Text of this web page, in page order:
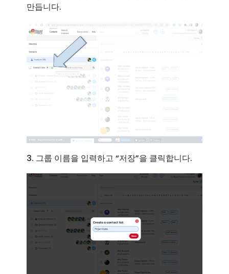
만듭니다.
3. 그룹 이름을 입력하고 “저장”을 클릭합니다.